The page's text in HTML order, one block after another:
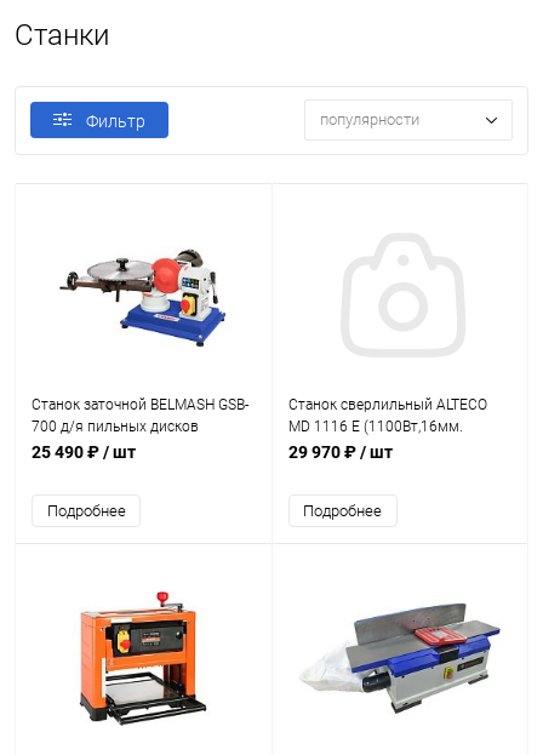
Станки
Фильтр популярности
Станок заточной BELMASH GSB-
700 д/я пильных дисков
(350Вт,2850об/мин., диам.
25 490 ₽/ шт
Подробнее
Станок сверлильный ALTECO
MD 1116 E (1100Вт,16мм.
680об/мин. 10кг) на магнитной
29 970 ₽/ шт
Подробнее